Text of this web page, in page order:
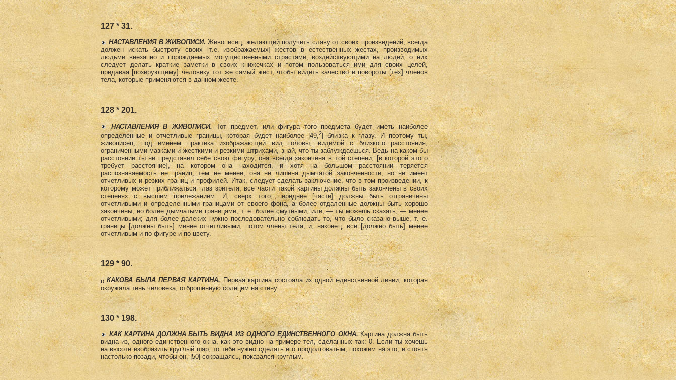
127 * 31.
НАСТАВЛЕНИЯ В ЖИВОПИСИ. Живописец, желающий получить славу от своих произведений, всегда
должен искать быстроту своих [т.е. изображаемых] жестов в естественных жестах, производимых
людьми внезапно и порождаемых могущественными страстями, воздействующими на людей; о них
следует делать краткие заметки в своих книжечках и потом пользоваться ими для своих целей,
придавая [позирующему] человеку тот же самый жест, чтобы видеть качество и повороты [тех] членов
тела, которые применяются в данном жесте.
128 * 201.
НАСТАВЛЕНИЯ В ЖИВОПИСИ. Тот предмет, или фигура того предмета будет иметь наиболее
определенные и отчетливые границы, которая будет наиболее |49,2| близка к глазу. И поэтому ты,
живописец, под именем практика изображающий вид головы, видимой с близкого расстояния,
ограниченными мазками и жесткими и резкими штрихами, знай, что ты заблуждаешься. Ведь на каком бы
расстоянии ты ни представил себе свою фигуру, она всегда закончена в той степени, [в которой этого
требует расстояние], на котором она находится, и хотя на большом расстоянии теряется
распознаваемость ее границ, тем не менее, она не лишена дымчатой законченности, но не имеет
отчетливых и резких границ и профилей. Итак, следует сделать заключение, что в том произведении, к
которому может приближаться глаз зрителя, все части такой картины должны быть закончены в своих
степенях с высшим прилежанием. И, сверх того, передние [части] должны быть отграничены
отчетливыми и определенными границами от своего фона, а более отдаленные должны быть хорошо
закончены, но более дымчатыми границами, т. е. более смутными, или, — ты можешь сказать, — менее
отчетливыми; для более далеких нужно последовательно соблюдать то, что было сказано выше, т. е.
границы [должны быть] менее отчетливыми, потом члены тела, и, наконец, все [должно быть] менее
отчетливым и по фигуре и по цвету.
129 * 90.
КАКОВА БЫЛА ПЕРВАЯ КАРТИНА.Первая картина состояла из одной единственной линии, которая
окружала тень человека, отброшенную солнцем на стену.
130 * 198.
КАК КАРТИНА ДОЛЖНА БЫТЬ ВИДНА ИЗ ОДНОГО ЕДИНСТВЕННОГО ОКНА.Картина должна быть
видна из, одного единственного окна, как это видно на примере тел, сделанных так: 0. Если ты хочешь
на высоте изобразить круглый шар, то тебе нужно сделать его продолговатым, похожим на это, и стоять
настолько позади, чтобы он, |50| сокращаясь, показался круглым.